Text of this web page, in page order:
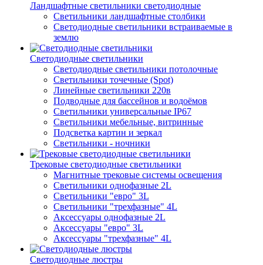
Ландшафтные светильники светодиодные
Светильники ландшафтные столбики
Светодиодные светильники встраиваемые в
землю
Светодиодные светильники
Светодиодные светильники потолочные
Светильники точечные (Spot)
Линейные светильники 220в
Подводные для бассейнов и водоёмов
Светильники универсальные IP67
Светильники мебельные, витринные
Подсветка картин и зеркал
Светильники - ночники
Трековые светодиодные светильники
Магнитные трековые системы освещения
Светильники однофазные 2L
Светильники "евро" 3L
Светильники "трехфазные" 4L
Аксессуары однофазные 2L
Аксессуары "евро" 3L
Аксессуары "трехфазные" 4L
Светодиодные люстры